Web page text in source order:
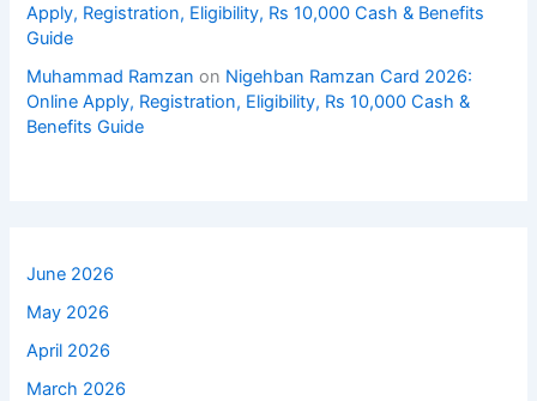
Apply, Registration, Eligibility, Rs 10,000 Cash & Benefits
Guide
Muhammad Ramzan on Nigehban Ramzan Card 2026:
Online Apply, Registration, Eligibility, Rs 10,000 Cash &
Benefits Guide
June 2026
May 2026
April 2026
March 2026